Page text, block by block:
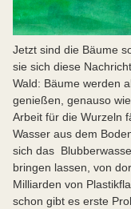
Jetzt sind die Bäume
sie sich diese
Wald: Bäume werden
genießen, genauso
Arbeit für die Wurzeln
Wasser aus dem
sich das
bringen lassen, von
Milliarden von
schon gibt es erste